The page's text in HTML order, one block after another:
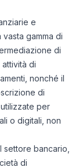
e
gamma di
di
di
nonché il
di
per
o digitali, non
bancario,
di